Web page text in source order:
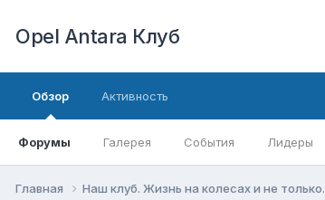
Opel Antara Клуб
Обзор
Форумы Галерея События Лидеры
Активность
Главная Наш клуб. Жизнь на колесах и не только.